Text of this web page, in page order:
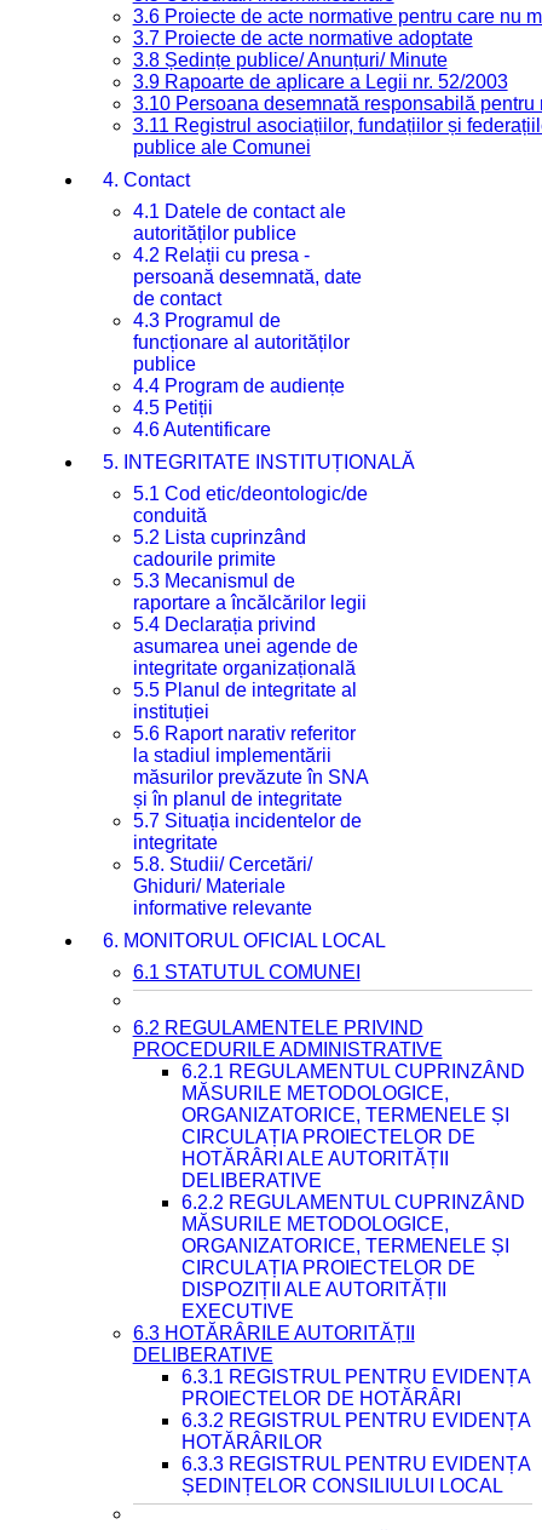
3.6 Proiecte de acte normative pentru care nu
3.7 Proiecte de acte normative adoptate
3.8 Ședințe publice/ Anunțuri/ Minute
3.9 Rapoarte de aplicare a Legii nr. 52/2003
3.10 Persoana desemnată responsabilă
3.11 Registrul asociațiilor, fundațiilor și
publice ale Comunei
4. Contact
4.1 Datele de contact ale
autorităților publice
4.2 Relații cu presa -
persoană desemnată, date
de contact
4.3 Programul de
funcționare al autorităților
publice
4.4 Program de audiențe
4.5 Petiții
4.6 Autentificare
5. INTEGRITATE INSTITUȚIONALĂ
5.1 Cod etic/deontologic/de
conduită
5.2 Lista cuprinzând
cadourile primite
5.3 Mecanismul de
raportare a încălcărilor legii
5.4 Declarația privind
asumarea unei agende de
integritate organizațională
5.5 Planul de integritate al
instituției
5.6 Raport narativ referitor
la stadiul implementării
măsurilor prevăzute în SNA
și în planul de integritate
5.7 Situația incidentelor de
integritate
5.8. Studii/ Cercetări/
Ghiduri/ Materiale
informative relevante
6. MONITORUL OFICIAL LOCAL
6.1 STATUTUL COMUNEI
6.2 REGULAMENTELE PRIVIND
PROCEDURILE ADMINISTRATIVE
6.2.1 REGULAMENTUL CUPRINZÂND
MĂSURILE METODOLOGICE,
ORGANIZATORICE, TERMENELE ȘI
CIRCULAȚIA PROIECTELOR DE
HOTĂRÂRI ALE AUTORITĂȚII
DELIBERATIVE
6.2.2 REGULAMENTUL CUPRINZÂND
MĂSURILE METODOLOGICE,
ORGANIZATORICE, TERMENELE ȘI
CIRCULAȚIA PROIECTELOR DE
DISPOZIȚII ALE AUTORITĂȚII
EXECUTIVE
6.3 HOTĂRÂRILE AUTORITĂȚII
DELIBERATIVE
6.3.1 REGISTRUL PENTRU EVIDENȚA
PROIECTELOR DE HOTĂRÂRI
6.3.2 REGISTRUL PENTRU EVIDENȚA
HOTĂRÂRILOR
6.3.3 REGISTRUL PENTRU EVIDENȚA
ȘEDINȚELOR CONSILIULUI LOCAL